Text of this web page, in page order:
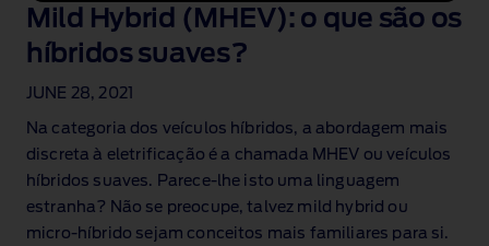
Mild Hybrid (MHEV): o que são os
híbridos suaves?
JUNE 28, 2021
Na categoria dos veículos híbridos, a abordagem mais
discreta à eletrificação é a chamada MHEV ou veículos
híbridos suaves. Parece‑lhe isto uma linguagem
estranha? Não se preocupe, talvez mild hybrid ou
micro‑híbrido sejam conceitos mais familiares para si.